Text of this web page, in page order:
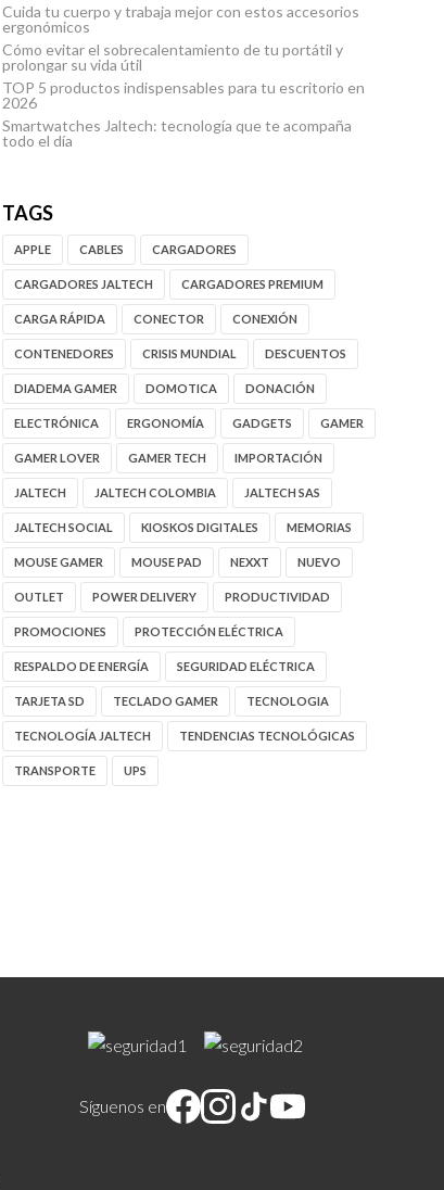
Cuida tu cuerpo y trabaja mejor con estos accesorios
ergonómicos
Cómo evitar el sobrecalentamiento de tu portátil y
prolongar su vida útil
TOP 5 productos indispensables para tu escritorio en
2026
Smartwatches Jaltech: tecnología que te acompaña
todo el día
TAGS
APPLE CABLES CARGADORES
CARGADORES JALTECH CARGADORES PREMIUM
CARGA RÁPIDA CONECTOR CONEXIÓN
CONTENEDORES CRISIS MUNDIAL DESCUENTOS
DIADEMA GAMER DOMOTICA DONACIÓN
ELECTRÓNICA ERGONOMÍA GADGETS GAMER
GAMER LOVER GAMER TECH IMPORTACIÓN
JALTECH JALTECH COLOMBIA JALTECH SAS
JALTECH SOCIAL KIOSKOS DIGITALES MEMORIAS
MOUSE GAMER MOUSE PAD NEXXT NUEVO
OUTLET POWER DELIVERY PRODUCTIVIDAD
PROMOCIONES PROTECCIÓN ELÉCTRICA
RESPALDO DE ENERGÍA SEGURIDAD ELÉCTRICA
TARJETA SD TECLADO GAMER TECNOLOGIA
TECNOLOGÍA JALTECH TENDENCIAS TECNOLÓGICAS
TRANSPORTE UPS
Síguenos en